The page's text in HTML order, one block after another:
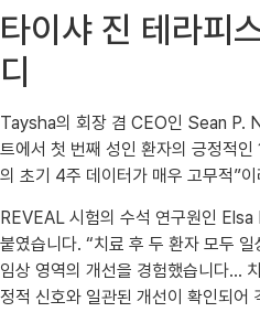
타이샤 진 테라피
디
Taysha의 회장 겸 CEO인 Sean P.
트에서 첫 번째 성인 환자의 긍정적
의 초기 4주 데이터가 매우 고무적”
REVEAL 시험의 수석 연구원인
붙였습니다. “치료 후 두 환자 모두
임상 영역의 개선을 경험했습니다…
정적 신호와 일관된 개선이 확인되어